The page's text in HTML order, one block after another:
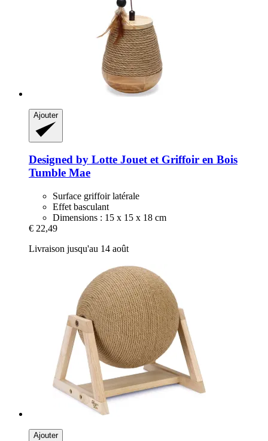
Ajouter
Designed by Lotte Jouet et Griffoir en Bois
Tumble Mae
Surface griffoir latérale
Effet basculant
Dimensions : 15 x 15 x 18 cm
€ 22,49
Livraison jusqu'au 14 août
Ajouter